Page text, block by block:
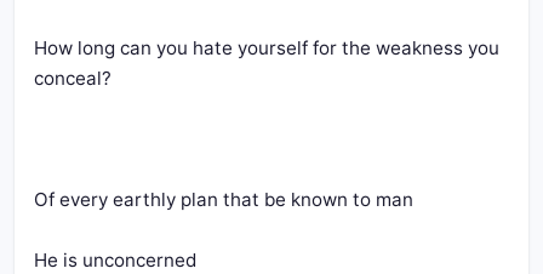
How long can you hate yourself for the weakness you
conceal?
Of every earthly plan that be known to man
He is unconcerned